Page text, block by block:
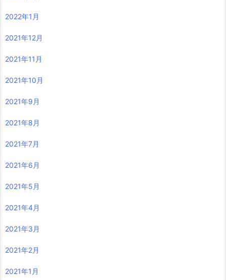
2022年1月
2021年12月
2021年11月
2021年10月
2021年9月
2021年8月
2021年7月
2021年6月
2021年5月
2021年4月
2021年3月
2021年2月
2021年1月